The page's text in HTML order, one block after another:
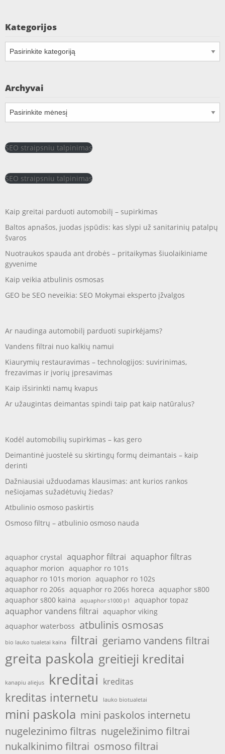
Kategorijos
Kategorijos
Archyvai
Archyvai
SEO straipsniu talpinimas
SEO straipsniu talpinimas
Kaip greitai parduoti automobilį – supirkimas
Baltos apnašos, juodas įspūdis: kas slypi už sanitarinių patalpų
švaros
Nuotraukos spauda ant drobės – pritaikymas šiuolaikiniame
gyvenime
Kaip veikia atbulinis osmosas
GEO be SEO neveikia: SEO Mokymai eksperto įžvalgos
Ar naudinga automobilį parduoti supirkėjams?
Vandens filtrai nuo kalkių namui
Kiaurymių restauravimas – technologijos: suvirinimas,
frezavimas ir įvorių įpresavimas
Kaip išsirinkti namų kvapus
Ar užaugintas deimantas spindi taip pat kaip natūralus?
Kodėl automobilių supirkimas – kas gero
Deimantinė juostelė su skirtingų formų deimantais – kaip
derinti
Dažniausiai užduodamas klausimas: ant kurios rankos
nešiojamas sužadėtuvių žiedas?
Atbulinio osmoso paskirtis
Osmoso filtrų – atbulinio osmoso nauda
aquaphor crystal aquaphor filtrai aquaphor filtras
aquaphor morion aquaphor ro 101s
aquaphor ro 101s morion aquaphor ro 102s
aquaphor ro 206s aquaphor ro 206s horeca aquaphor s800
aquaphor s800 kaina
aquaphor s1000 p1 aquaphor topaz
aquaphor vandens filtrai aquaphor viking
aquaphor waterboss atbulinis osmosas
bio lauko tualetai kaina filtrai geriamo vandens filtrai
greita paskola greitieji kreditai
kanapiu aliejus kreditai kreditas
kreditas internetu lauko biotualetai
mini paskola mini paskolos internetu
nugelezinimo filtras nugeležinimo filtrai
nukalkinimo filtrai osmoso filtrai